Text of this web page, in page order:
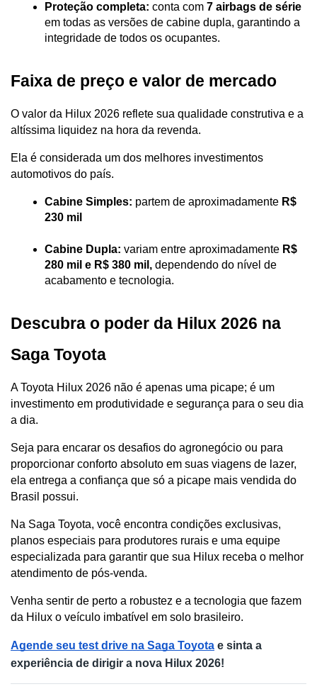
Proteção completa: conta com 7 airbags de série
em todas as versões de cabine dupla, garantindo a
integridade de todos os ocupantes.
Faixa de preço e valor de mercado
O valor da Hilux 2026 reflete sua qualidade construtiva e a
altíssima liquidez na hora da revenda.
Ela é considerada um dos melhores investimentos
automotivos do país.
Cabine Simples: partem de aproximadamente R$
230 mil
Cabine Dupla: variam entre aproximadamente R$
280 mil e R$ 380 mil, dependendo do nível de
acabamento e tecnologia.
Descubra o poder da Hilux 2026 na
Saga Toyota
A Toyota Hilux 2026 não é apenas uma picape; é um
investimento em produtividade e segurança para o seu dia
a dia.
Seja para encarar os desafios do agronegócio ou para
proporcionar conforto absoluto em suas viagens de lazer,
ela entrega a confiança que só a picape mais vendida do
Brasil possui.
Na Saga Toyota, você encontra condições exclusivas,
planos especiais para produtores rurais e uma equipe
especializada para garantir que sua Hilux receba o melhor
atendimento de pós-venda.
Venha sentir de perto a robustez e a tecnologia que fazem
da Hilux o veículo imbatível em solo brasileiro.
Agende seu test drive na Saga Toyota e sinta a
experiência de dirigir a nova Hilux 2026!